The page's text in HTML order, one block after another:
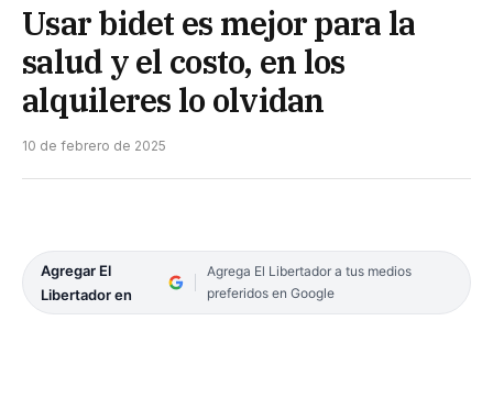
Usar bidet es mejor para la
salud y el costo, en los
alquileres lo olvidan
10 de febrero de 2025
Agregar El
Libertador en
Agrega El Libertador a tus medios
preferidos en Google